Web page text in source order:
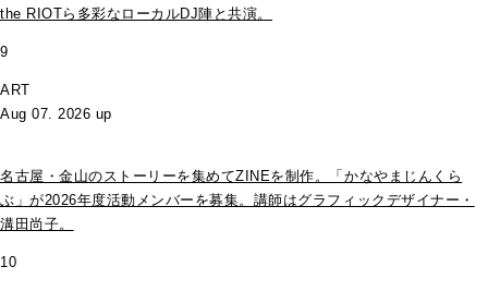
the RIOTら多彩なローカルDJ陣と共演。
9
ART
Aug 07. 2026 up
名古屋・金山のストーリーを集めてZINEを制作。「かなやまじんくら
ぶ」が2026年度活動メンバーを募集。講師はグラフィックデザイナー・
溝田尚子。
10